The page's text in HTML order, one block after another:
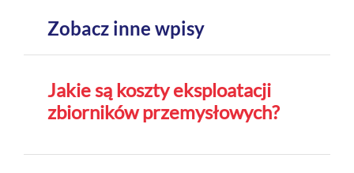
Zobacz inne wpisy
Jakie są koszty eksploatacji
zbiorników przemysłowych?